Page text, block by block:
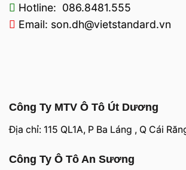
Hotline: 086.8481.555
Email: son.dh@vietstandard.vn
Công Ty MTV Ô Tô Út Dương
Địa chỉ: 115 QL1A, P Ba Láng , Q Cái
Công Ty Ô Tô An Sương